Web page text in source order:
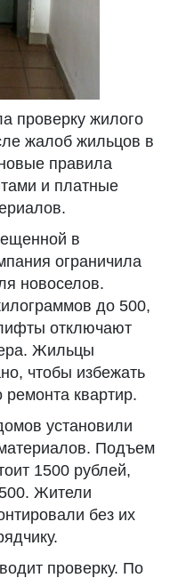
проверку жилого
жалоб жильцов в
правила
и платные
в
ограничила
новоселов.
до 500,
отключают
Жильцы
чтобы избежать
квартир.
установили
Подъем
1500 рублей,
Жители
без их
проверку. По